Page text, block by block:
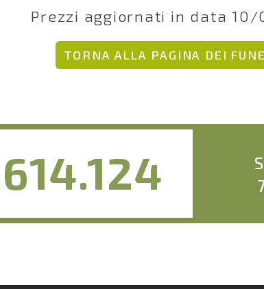
Prezzi aggiornati in data
TORNA ALLA PAGINA DEI